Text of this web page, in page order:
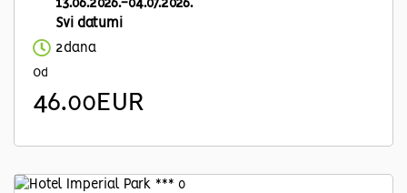
13.06.2026.-04.07.2026.
Svi datumi
2dana
Od
46.00EUR